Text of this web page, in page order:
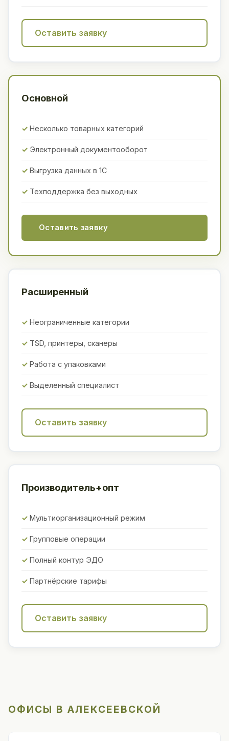
Оставить заявку
Основной
Несколько товарных категорий
Электронный документооборот
Выгрузка данных в 1С
Техподдержка без выходных
Оставить заявку
Расширенный
Неограниченные категории
TSD, принтеры, сканеры
Работа с упаковками
Выделенный специалист
Оставить заявку
Производитель+опт
Мультиорганизационный режим
Групповые операции
Полный контур ЭДО
Партнёрские тарифы
Оставить заявку
ОФИСЫ В АЛЕКСЕЕВСКОЙ